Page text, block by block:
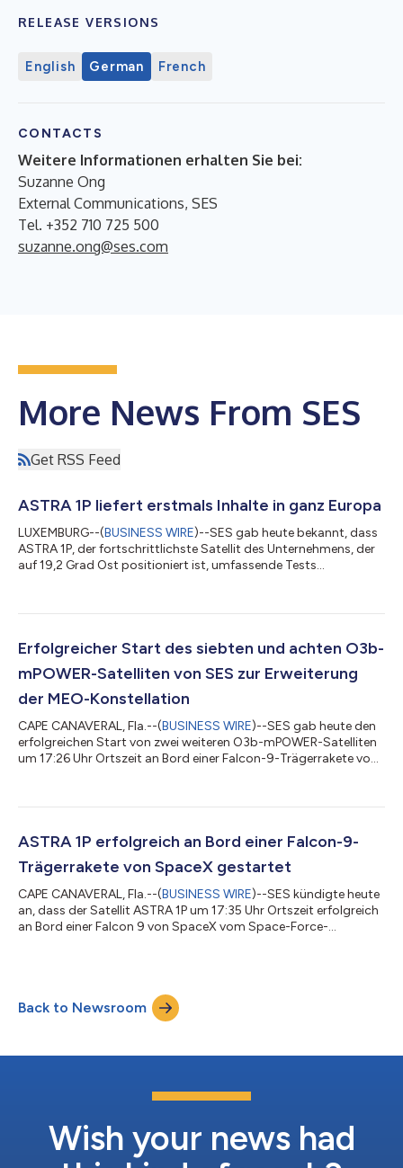
RELEASE VERSIONS
English German French
CONTACTS
Weitere Informationen erhalten Sie bei:
Suzanne Ong
External Communications, SES
Tel. +352 710 725 500
suzanne.ong@ses.com
More News From SES
Get RSS Feed
ASTRA 1P liefert erstmals Inhalte in ganz Europa
LUXEMBURG--(BUSINESS WIRE)--SES gab heute bekannt, dass
ASTRA 1P, der fortschrittlichste Satellit des Unternehmens, der
auf 19,2 Grad Ost positioniert ist, umfassende Tests
wird ASTRA 1P nun damit beginnen, öffentliche und private
zu bedienen und damit einen weiteren Meilenstein im
Engagement von SES für die Bereitst...
Erfolgreicher Start des siebten und achten O3b-
mPOWER-Satelliten von SES zur Erweiterung
der MEO-Konstellation
CAPE CANAVERAL, Fla.--(BUSINESS WIRE)--SES gab heute den
erfolgreichen Start von zwei weiteren O3b-mPOWER-Satelliten
um 17:26 Uhr Ortszeit an Bord einer Falcon-9-Trägerrakete von
Erdumlaufbahn (MEO) bereits in Betrieb befindlichen O3b-
anfänglichen O3b-mPOWER-Konstellation zu erhöhen. Der
siebte und der achte O3b-mPOWER-...
ASTRA 1P erfolgreich an Bord einer Falcon-9-
Trägerrakete von SpaceX gestartet
CAPE CANAVERAL, Fla.--(BUSINESS WIRE)--SES kündigte heute
an, dass der Satellit ASTRA 1P um 17:35 Uhr Ortszeit erfolgreich
an Bord einer Falcon 9 von SpaceX vom Space-Force-
Von dort strahlt er Inhalte für öffentliche und private Sender,
Sportorganisationen und andere Inhalteanbieter an ein
Publikum auf den größten europäi...
Back to Newsroom
Wish your news had